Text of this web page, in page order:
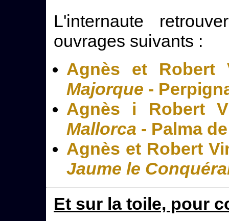
L'internaute
ouvrages suivants :
Agnès et
Majorque -
Agnès i Robert
Mallorca - Palma
Agnès et Robert
Jaume le
Et sur la toile, pour